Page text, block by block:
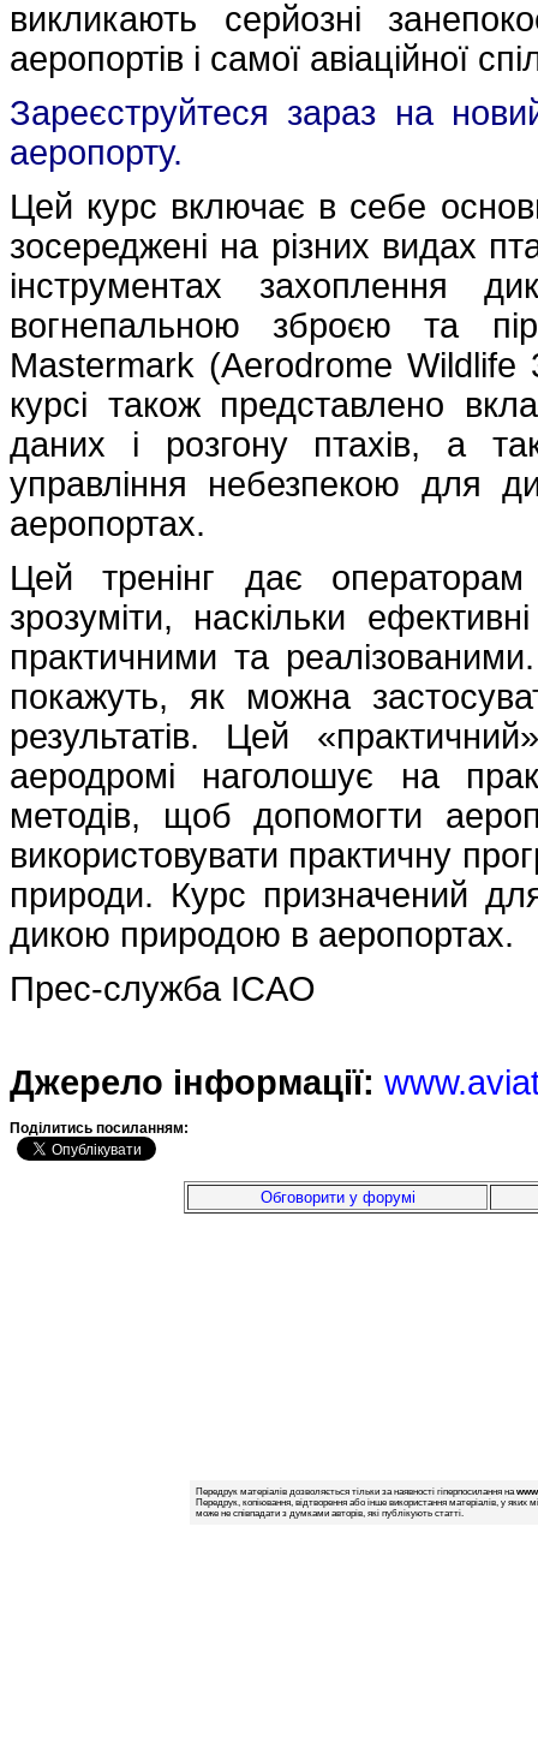
викликають серйозні
аеропортів і самої авіаційної
Зареєструйтеся зараз на
аеропорту.
Цей курс включає в себе
зосереджені на різних видах
інструментах захоплення
вогнепальною зброєю та
Mastermark (Aerodrome Wildlife
курсі також представлено
даних і розгону птахів, а
управління небезпекою для
аеропортах.
Цей тренінг дає
зрозуміти, наскільки
практичними та
покажуть, як можна
результатів. Цей
аеродромі наголошує на
методів, щоб допомогти
використовувати практичну
природи. Курс призначений
дикою природою в аеропортах.
Прес-служба ICAO
Джерело інформації:
Подiлитись посиланням:
Обговорити у форумі
Передрук матеріалів дозволяється тільки за наявності гіперпосилання на
Передрук, копіювання, відтворення або інше використання матеріалів, у яких
може не співпадати з думками авторів, які публікують статті.